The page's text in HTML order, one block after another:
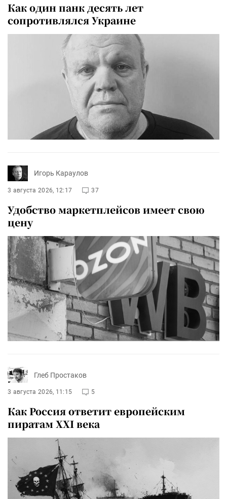
Как один панк десять лет
сопротивлялся Украине
Игорь Караулов
3 августа 2026, 12:17 37
Удобство маркетплейсов имеет свою
цену
Глеб Простаков
3 августа 2026, 11:15 5
Как Россия ответит европейским
пиратам XXI века